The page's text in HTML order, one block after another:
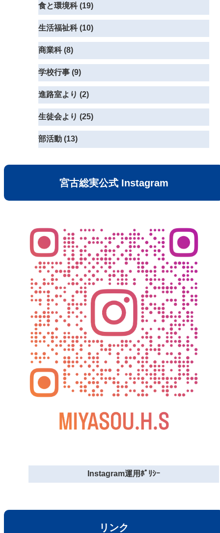
食と環境科 (19)
生活福祉科 (10)
商業科 (8)
学校行事 (9)
進路室より (2)
生徒会より (25)
部活動 (13)
宮古総実公式 Instagram
Instagram運用ﾎﾟﾘｼｰ
リンク